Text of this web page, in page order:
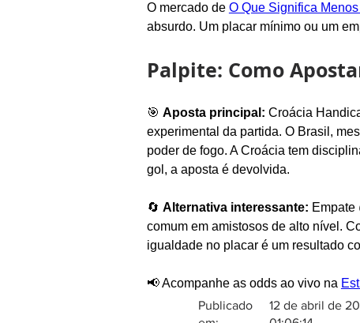
O mercado de O Que Significa
absurdo. Um placar mínimo ou um
Palpite: Como
🎯 Aposta principal: Croácia
experimental da partida. O Brasil,
poder de fogo. A Croácia tem
gol, a aposta é devolvida.
🔄 Alternativa interessante: Empate
comum em amistosos de alto nível.
igualdade no placar é um resultado
📢 Acompanhe as odds ao vivo na
Publicado
12 de abril de